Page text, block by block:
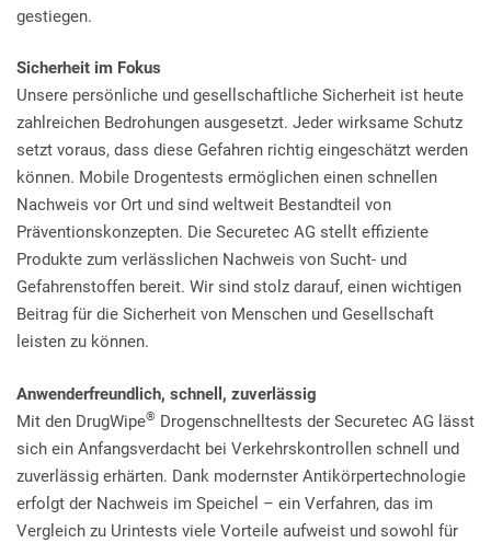
gestiegen.
Sicherheit im Fokus
Unsere persönliche und gesellschaftliche Sicherheit ist heute
zahlreichen Bedrohungen ausgesetzt. Jeder wirksame Schutz
setzt voraus, dass diese Gefahren richtig eingeschätzt werden
können. Mobile Drogentests ermöglichen einen schnellen
Nachweis vor Ort und sind weltweit Bestandteil von
Präventionskonzepten. Die Securetec AG stellt effiziente
Produkte zum verlässlichen Nachweis von Sucht- und
Gefahrenstoffen bereit. Wir sind stolz darauf, einen wichtigen
Beitrag für die Sicherheit von Menschen und Gesellschaft
leisten zu können.
Anwenderfreundlich, schnell, zuverlässig
Mit den DrugWipe® Drogenschnelltests der Securetec AG lässt
sich ein Anfangsverdacht bei Verkehrskontrollen schnell und
zuverlässig erhärten. Dank modernster Antikörpertechnologie
erfolgt der Nachweis im Speichel – ein Verfahren, das im
Vergleich zu Urintests viele Vorteile aufweist und sowohl für